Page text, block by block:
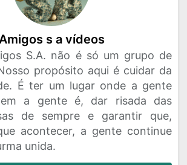
s a vídeos
S.A. não é só um grupo de
propósito aqui é cuidar da
É ter um lugar onde a gente
a gente é, dar risada das
de sempre e garantir que,
acontecer, a gente continue
unida.